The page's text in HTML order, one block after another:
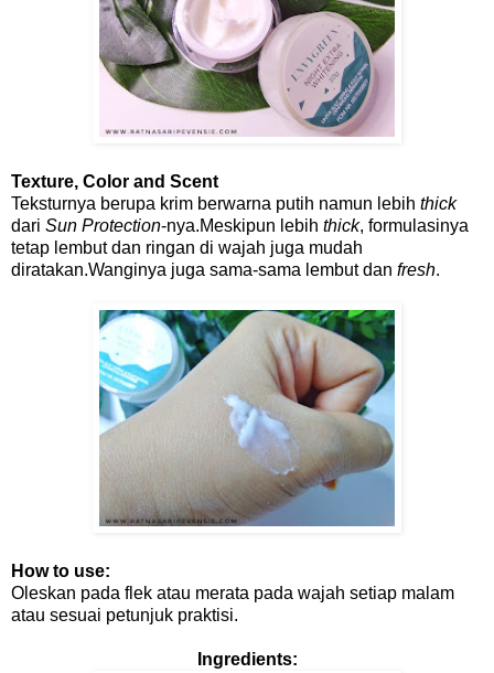
Texture, Color and Scent
Teksturnya berupa krim berwarna putih namun lebih thick
dari Sun Protection-nya.Meskipun lebih thick, formulasinya
tetap lembut dan ringan di wajah juga mudah
diratakan.Wanginya juga sama-sama lembut dan fresh.
How to use:
Oleskan pada flek atau merata pada wajah setiap malam
atau sesuai petunjuk praktisi.
Ingredients: